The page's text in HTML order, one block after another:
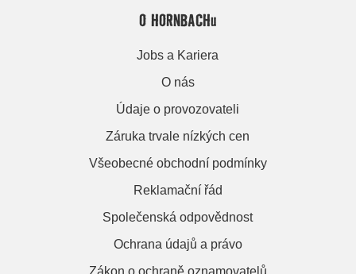
O HORNBACHu
Jobs a Kariera
O nás
Údaje o provozovateli
Záruka trvale nízkých cen
Všeobecné obchodní podmínky
Reklamační řád
Společenská odpovědnost
Ochrana údajů a právo
Zákon o ochraně oznamovatelů